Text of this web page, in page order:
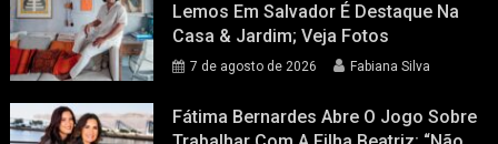
Lemos Em Salvador É Destaque Na
Casa & Jardim; Veja Fotos
7 de agosto de 2026 Fabiana Silva
Fátima Bernardes Abre O Jogo Sobre